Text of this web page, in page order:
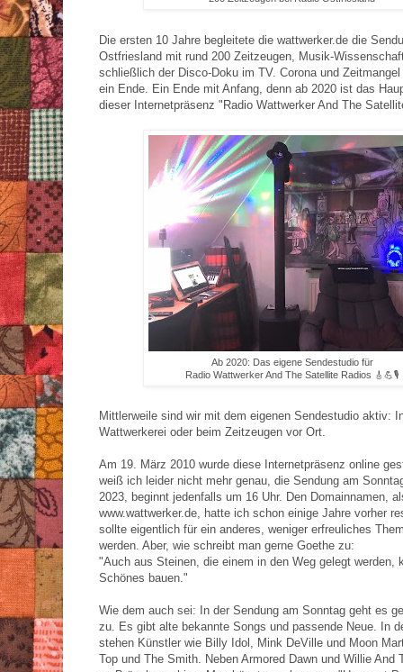
Die ersten 10 Jahre begleitete die wattwerker.de die
Ostfriesland mit rund 200 Zeitzeugen, Musik-
schließlich der Disco-Doku im TV. Corona und
ein Ende. Ein Ende mit Anfang, denn ab 2020 ist das
dieser Internetpräsenz "Radio Wattwerker And The
Ab 2020: Das eigene Sendestudio für
Radio Wattwerker And The Satellite Radios 🎸💪🎙
Mittlerweile sind wir mit dem eigenen Sendestudio aktiv:
Wattwerkerei oder beim Zeitzeugen vor Ort.
Am 19. März 2010 wurde diese Internetpräsenz online
weiß ich leider nicht mehr genau, die Sendung am
2023, beginnt jedenfalls um 16 Uhr. Den Domainnamen,
www.wattwerker.de, hatte ich schon einige Jahre vorher
sollte eigentlich für ein anderes, weniger erfreuliches
werden. Aber, wie schreibt man gerne Goethe zu:
"Auch aus Steinen, die einem in den Weg gelegt werden,
Schönes bauen."
Wie dem auch sei: In der Sendung am Sonntag geht es
zu. Es gibt alte bekannte Songs und passende Neue. In
stehen Künstler wie Billy Idol, Mink DeVille und Moon
Top und The Smith. Neben Armored Dawn und Willie And